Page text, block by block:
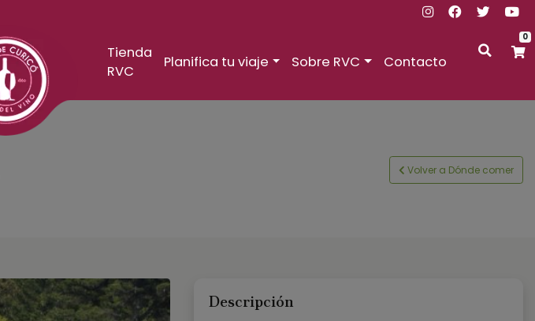
Tienda
RVC
Planifica tu viaje Sobre RVC Contacto
0
Volver a Dónde comer
Descripción